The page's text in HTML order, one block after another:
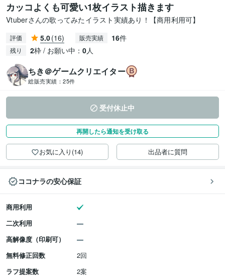
カッコよくも可愛い1枚イラスト描きます
Vtuberさんの歌ってみたイラスト実績あり！【商用利用可】
評価 5.0(16) 販売実績 16件
残り 2枠 / お願い中： 0人
ちき＠ゲームクリエイター
総販売実績： 25件
受付休止中
再開したら通知を受け取る
お気に入り(14) 出品者に質問
ココナラの安心保証
商用利用
二次利用
高解像度（印刷可）
無料修正回数
2回
ラフ提案数
2案